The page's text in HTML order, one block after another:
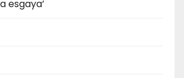
esgaya’